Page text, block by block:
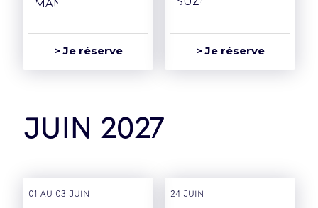
> Je réserve > Je réserve
juin 2027
01 AU 03 juin 24 juin